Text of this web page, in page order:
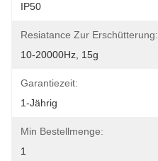
IP50
Resiatance Zur Erschütterung:
10-20000Hz, 15g
Garantiezeit:
1-Jährig
Min Bestellmenge:
1